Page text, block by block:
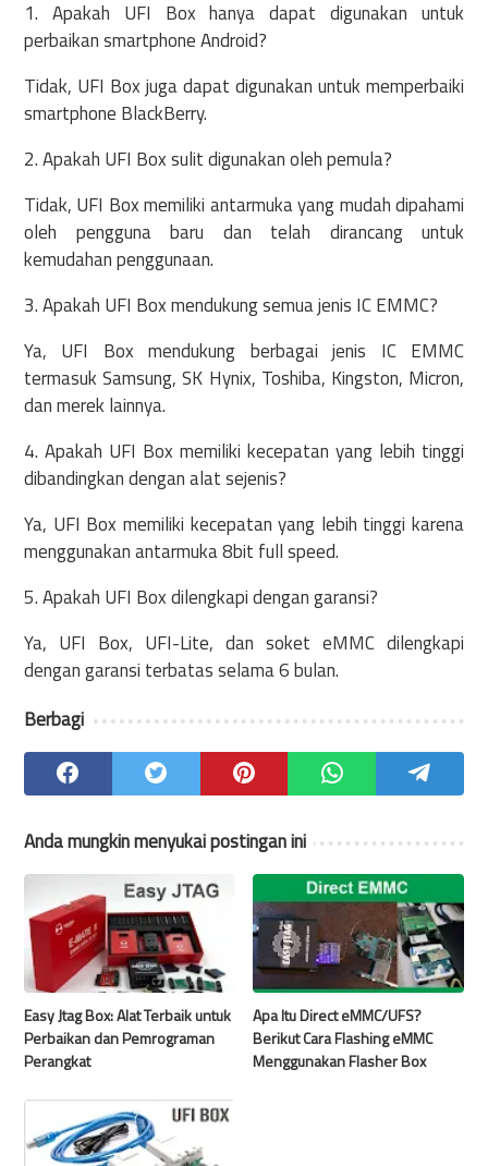
1. Apakah UFI Box hanya dapat digunakan untuk
perbaikan smartphone Android?
Tidak, UFI Box juga dapat digunakan untuk memperbaiki
smartphone BlackBerry.
2. Apakah UFI Box sulit digunakan oleh pemula?
Tidak, UFI Box memiliki antarmuka yang mudah dipahami
oleh pengguna baru dan telah dirancang untuk
kemudahan penggunaan.
3. Apakah UFI Box mendukung semua jenis IC EMMC?
Ya, UFI Box mendukung berbagai jenis IC EMMC
termasuk Samsung, SK Hynix, Toshiba, Kingston, Micron,
dan merek lainnya.
4. Apakah UFI Box memiliki kecepatan yang lebih tinggi
dibandingkan dengan alat sejenis?
Ya, UFI Box memiliki kecepatan yang lebih tinggi karena
menggunakan antarmuka 8bit full speed.
5. Apakah UFI Box dilengkapi dengan garansi?
Ya, UFI Box, UFI-Lite, dan soket eMMC dilengkapi
dengan garansi terbatas selama 6 bulan.
Berbagi
Anda mungkin menyukai postingan ini
Easy Jtag Box: Alat Terbaik untuk
Perbaikan dan Pemrograman
Perangkat
Apa Itu Direct eMMC/UFS?
Berikut Cara Flashing eMMC
Menggunakan Flasher Box